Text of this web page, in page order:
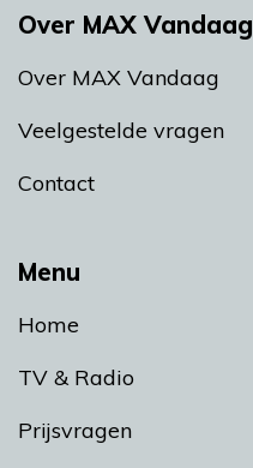
Menu
Home
TV & Radio
Prijsvragen
Over MAX Vandaag
Over MAX Vandaag
Veelgestelde vragen
Contact